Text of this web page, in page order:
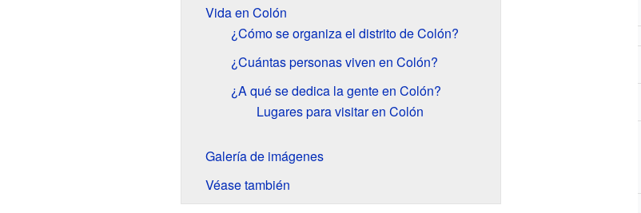
Vida en Colón
¿Cómo se organiza el distrito de Colón?
¿Cuántas personas viven en Colón?
¿A qué se dedica la gente en Colón?
Lugares para visitar en Colón
Galería de imágenes
Véase también